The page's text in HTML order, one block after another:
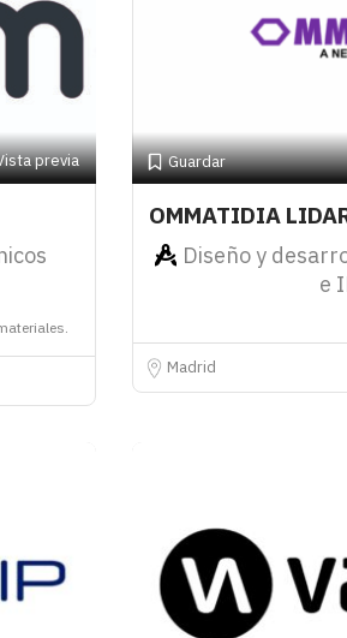
previa Guardar
OMMATIDIA
Diseño y
e
Madrid